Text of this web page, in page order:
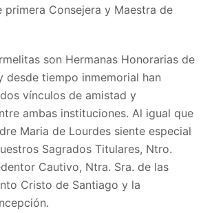
primera Consejera y Maestra de
son Hermanas Honorarias de
desde tiempo inmemorial han
vínculos de amistad y
ambas instituciones. Al igual que
Maria de Lourdes siente especial
Sagrados Titulares, Ntro.
Cautivo, Ntra. Sra. de las
Cristo de Santiago y la